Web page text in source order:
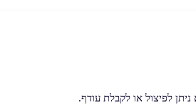
לפיצול או לקבלת עודף.